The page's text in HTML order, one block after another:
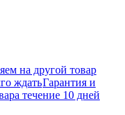
на другой товар
ждатьГарантия и
течение 10 дней